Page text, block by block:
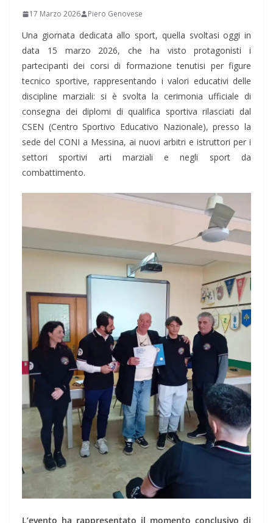
17 Marzo 2026 Piero Genovese
Una giornata dedicata allo sport, quella svoltasi oggi in
data 15 marzo 2026, che ha visto protagonisti i
partecipanti dei corsi di formazione tenutisi per figure
tecnico sportive, rappresentando i valori educativi delle
discipline marziali: si è svolta la cerimonia ufficiale di
consegna dei diplomi di qualifica sportiva rilasciati dal
CSEN (Centro Sportivo Educativo Nazionale), presso la
sede del CONI a Messina, ai nuovi arbitri e istruttori per i
settori sportivi arti marziali e negli sport da
combattimento.
L’evento ha rappresentato il momento conclusivo di